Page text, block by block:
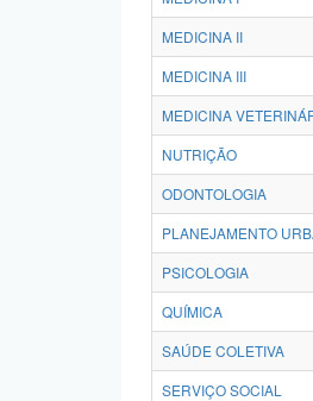
MEDICINA II
MEDICINA III
MEDICINA
NUTRIÇÃO
ODONTOLOGIA
PLANEJAMENTO
PSICOLOGIA
QUÍMICA
SAÚDE COLETIVA
SERVIÇO SOCIAL